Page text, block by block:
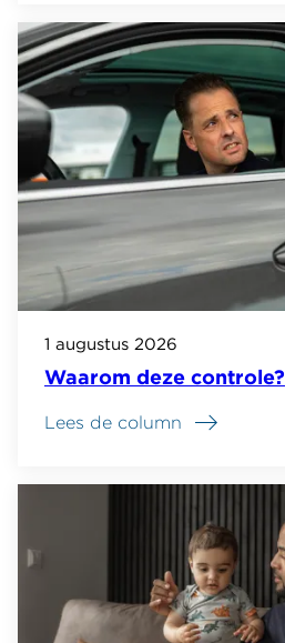
Waarom deze controle?
1 augustus 2026
Lees de column